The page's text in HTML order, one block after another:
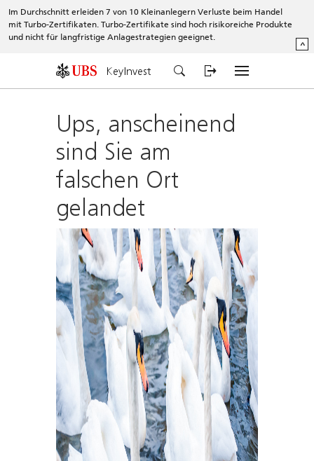
Im Durchschnitt erleiden 7 von 10 Kleinanlegern Verluste beim Handel
mit Turbo-Zertifikaten. Turbo-Zertifikate sind hoch risikoreiche Produkte
und nicht für langfristige Anlagestrategien geeignet.
^
KeyInvest
Ups, anscheinend
sind Sie am
falschen Ort
gelandet